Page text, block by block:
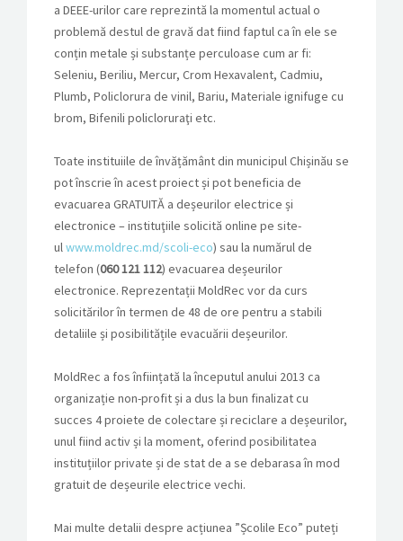
a DEEE-urilor care reprezintă la momentul actual o
problemă destul de gravă dat fiind faptul ca în ele se
conțin metale și substanțe perculoase cum ar fi:
Seleniu, Beriliu, Mercur, Crom Hexavalent, Cadmiu,
Plumb, Policlorura de vinil, Bariu, Materiale ignifuge cu
brom, Bifenili policloruraţi etc.
Toate instituiile de învățământ din municipul Chișinău se
pot înscrie în acest proiect și pot beneficia de
evacuarea GRATUITĂ a deșeurilor electrice și
electronice – instituţiile solicită online pe site-
ulwww.moldrec.md/scoli-eco) sau la numărul de
telefon (060 121 112) evacuarea deșeurilor
electronice. Reprezentații MoldRec vor da curs
solicitărilor în termen de 48 de ore pentru a stabili
detaliile și posibilitățile evacuării deșeurilor.
MoldRec a fos înființată la începutul anului 2013 ca
organizație non-profit și a dus la bun finalizat cu
succes 4 proiete de colectare și reciclare a deșeurilor,
unul fiind activ și la moment, oferind posibilitatea
instituțiilor private și de stat de a se debarasa în mod
gratuit de deșeurile electrice vechi.
Mai multe detalii despre acțiunea ”Școlile Eco” puteți